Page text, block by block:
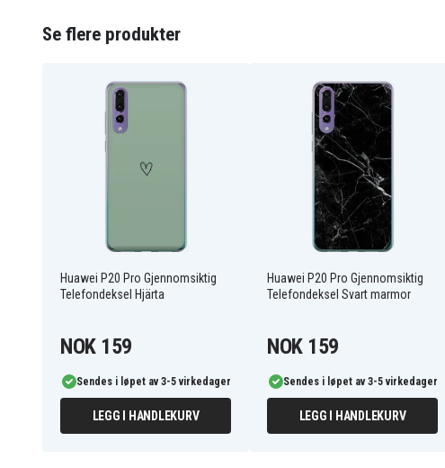
-Spesielt utformet for P20 Pro, kompatibelt med trådløs
riper og slitasje, samtidig som den gir fullstendig
knapper og hjørner.
-Glitter-dekselet har en sofistikert fargekombinasjon som
og eleganse.
-Full funksjonalitet med trådløs lading, samtidig som det
-Passer perfekt på din P20 Pro, lett å sette på og gir rask
Artikkelnr HUAP20P-PRINT.154.03-TEKNIK003
Trekk Trådløs lading
Farge Flerfarget
Materiale Plastikk
Se flere produkter
Huawei P20 Pro Gjennomsiktig
Telefondeksel Hjärta
NOK 159
Sendes i løpet av 3-5 virkedager
LEGG I HANDLEKURV
Huawei P20 Pro Gjennomsiktig
Telefondeksel Svart marmor
NOK 159
Sendes i løpet av 3-5 virkedager
LEGG I HANDLEKURV